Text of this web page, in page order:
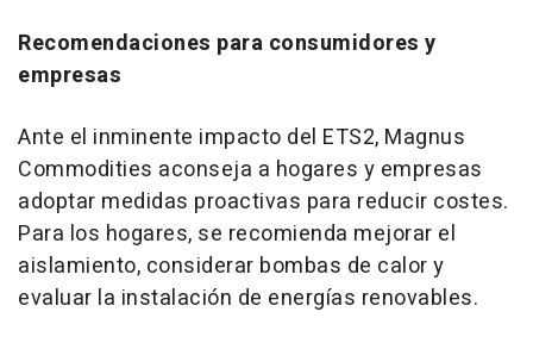
Recomendaciones para consumidores y
empresas
Ante el inminente impacto del ETS2, Magnus
Commodities aconseja a hogares y empresas
adoptar medidas proactivas para reducir costes.
Para los hogares, se recomienda mejorar el
aislamiento, considerar bombas de calor y
evaluar la instalación de energías renovables.